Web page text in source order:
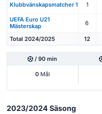
Klubbvänskapsmatcher 1 1
UEFA Euro U21
Mästerskap
6
Total 2024/2025 12
/ 90 min
0Mål
2023/2024 Säsong